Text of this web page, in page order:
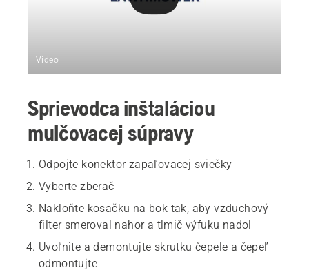
Video
Sprievodca inštaláciou
mulčovacej súpravy
Odpojte konektor zapaľovacej sviečky
Vyberte zberač
Nakloňte kosačku na bok tak, aby vzduchový
filter smeroval nahor a tlmič výfuku nadol
Uvoľnite a demontujte skrutku čepele a čepeľ
odmontujte